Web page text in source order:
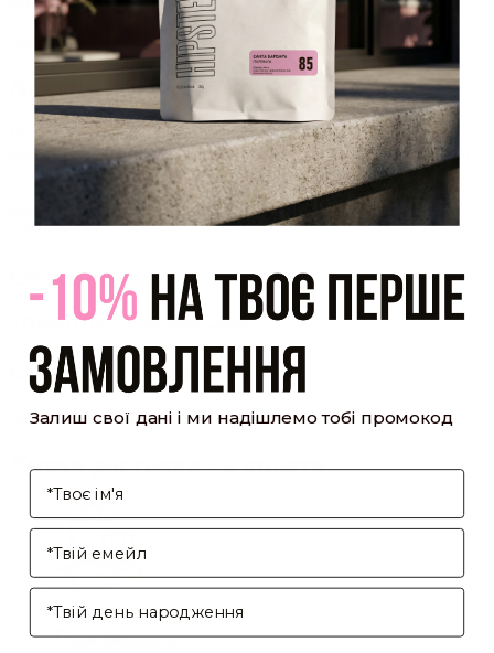
Закрити
Акаунт створено
Ви зареєструвалися на сайті Hipster.coffeeroasters і вже
можете користуватися особистим кабінетом, щоб отримувати
знижки та відстежувати історію замовлень!
мій профіль
Оптовий прайс
[cf7form cf7key="wholesale-popup"]
Обсмажування кави
[cf7form cf7key="roasting-popup"]
Умови доставки та оплати
Самовивіз
Залиш свої дані і ми надішлемо тобі промокод
І'мя
Enter your email address
Birthday